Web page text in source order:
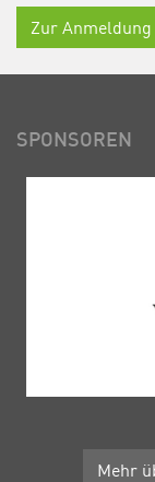
Zur Anmeldung
SPONSOREN
Mehr